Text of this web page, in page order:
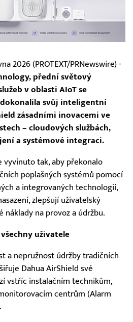
2026 (PROTEXT/PRNewswire) -
přední světový
v oblasti AIoT se
svůj inteligentní
zásadními inovacemi ve
– cloudových službách,
a systémové integraci.
vyvinuto tak, aby překonalo
poplašných systémů pomocí
a integrovaných technologií,
zlepšují uživatelský
na provoz a údržbu.
uživatele
a nepružnost údržby tradičních
Dahua AirShield své
vstříc instalačním technikům,
centrům (Alarm